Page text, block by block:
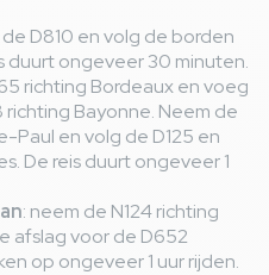
de D810 en volg de borden
duurt ongeveer 30 minuten.
richting Bordeaux en voeg
richting Bayonne. Neem de
en volg de D125 en
De reis duurt ongeveer 1
: neem de N124 richting
afslag voor de D652
op ongeveer 1 uur rijden.